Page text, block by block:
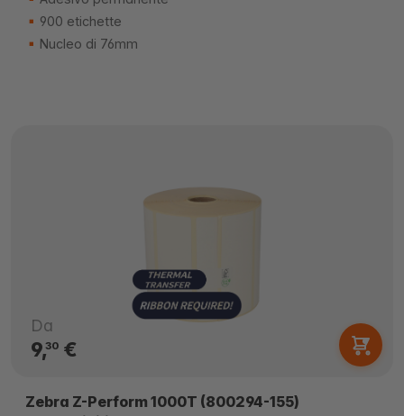
900 etichette
Nucleo di 76mm
Da
9,30€
Zebra Z-Perform 1000T (800294-155)